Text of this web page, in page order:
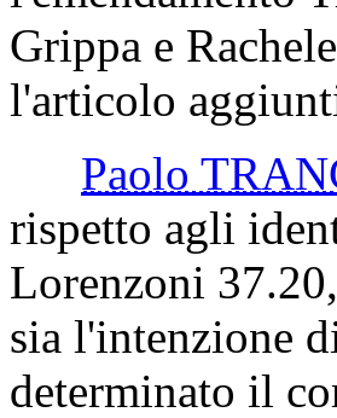
Grippa e
l'articolo
Paolo
rispetto agli
Lorenzoni
sia l'intenzione
determinato il